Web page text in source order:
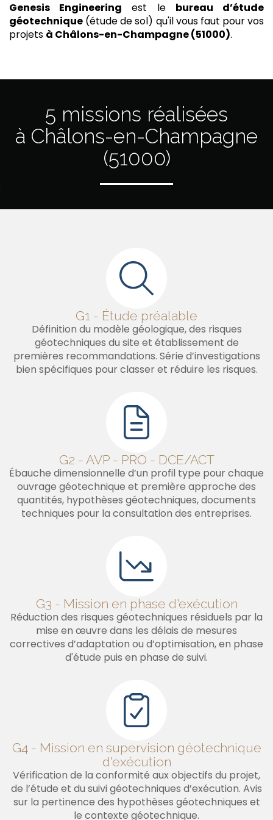
Genesis Engineering est le bureau d’étude
géotechnique (étude de sol) qu'il vous faut pour vos
projets à Châlons-en-Champagne (51000).
5 missions réalisées
à Châlons-en-Champagne
(51000)
G1 - Étude préalable
Définition du modèle géologique, des risques
géotechniques du site et établissement de
premières recommandations. Série d’investigations
bien spécifiques pour classer et réduire les risques.
G2 - AVP - PRO - DCE/ACT
Ébauche dimensionnelle d’un profil type pour chaque
ouvrage géotechnique et première approche des
quantités, hypothèses géotechniques, documents
techniques pour la consultation des entreprises.
G3 - Mission en phase d'exécution
Réduction des risques géotechniques résiduels par la
mise en œuvre dans les délais de mesures
correctives d’adaptation ou d’optimisation, en phase
d'étude puis en phase de suivi.
G4 - Mission en supervision géotechnique
d'exécution
Vérification de la conformité aux objectifs du projet,
de l’étude et du suivi géotechniques d’exécution. Avis
sur la pertinence des hypothèses géotechniques et
le contexte géotechnique.